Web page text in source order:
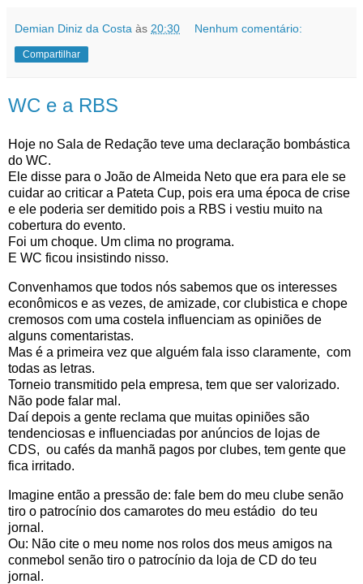
Demian Diniz da Costa às 20:30 Nenhum comentário:
Compartilhar
WC e a RBS
Hoje no Sala de Redação teve uma declaração bombástica
do WC.
Ele disse para o João de Almeida Neto que era para ele se
cuidar ao criticar a Pateta Cup, pois era uma época de crise
e ele poderia ser demitido pois a RBS i vestiu muito na
cobertura do evento.
Foi um choque. Um clima no programa.
E WC ficou insistindo nisso.
Convenhamos que todos nós sabemos que os interesses
econômicos e as vezes, de amizade, cor clubistica e chope
cremosos com uma costela influenciam as opiniões de
alguns comentaristas.
Mas é a primeira vez que alguém fala isso claramente, com
todas as letras.
Torneio transmitido pela empresa, tem que ser valorizado.
Não pode falar mal.
Daí depois a gente reclama que muitas opiniões são
tendenciosas e influenciadas por anúncios de lojas de
CDS, ou cafés da manhã pagos por clubes, tem gente que
fica irritado.
Imagine então a pressão de: fale bem do meu clube senão
tiro o patrocínio dos camarotes do meu estádio do teu
jornal.
Ou: Não cite o meu nome nos rolos dos meus amigos na
conmebol senão tiro o patrocínio da loja de CD do teu
jornal.